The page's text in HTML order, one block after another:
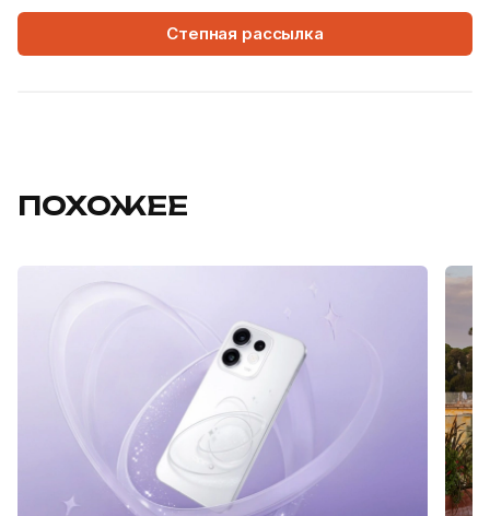
Степная рассылка
ПОХОЖЕЕ